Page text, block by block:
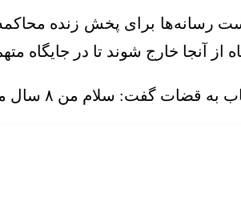
رسانه‌ها برای پخش زنده
از آنجا خارج شوند تا در جایگاه
سال منتظر این لحظه بودم تا حقیقت را بگویم.